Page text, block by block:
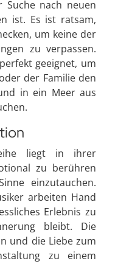
nach neuen
ist. Es ist ratsam,
um keine der
zu verpassen.
geeignet, um
der Familie den
in ein Meer aus
liegt in ihrer
zu berühren
einzutauchen.
arbeiten Hand
Erlebnis zu
bleibt. Die
und die Liebe zum
zu einem